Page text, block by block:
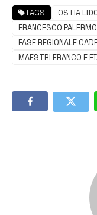
TAGS
OSTIA
FRANCESCO
FASE REGIONALE
MAESTRI FRANCO E